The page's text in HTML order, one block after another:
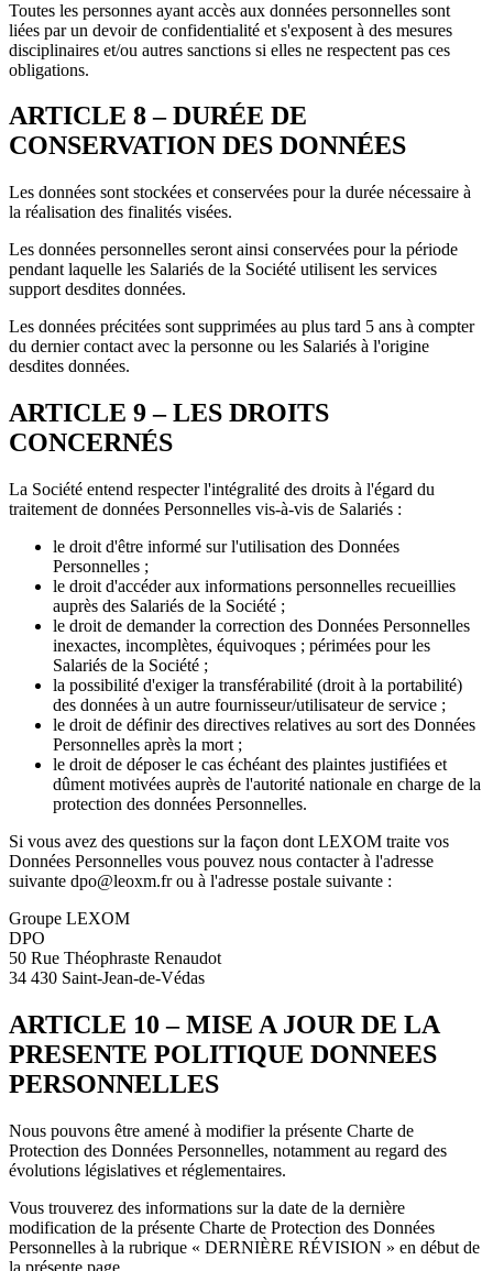
Toutes les personnes ayant accès aux données personnelles sont
liées par un devoir de confidentialité et s'exposent à des mesures
disciplinaires et/ou autres sanctions si elles ne respectent pas ces
obligations.
ARTICLE 8 – DURÉE DE
CONSERVATION DES DONNÉES
Les données sont stockées et conservées pour la durée nécessaire à
la réalisation des finalités visées.
Les données personnelles seront ainsi conservées pour la période
pendant laquelle les Salariés de la Société utilisent les services
support desdites données.
Les données précitées sont supprimées au plus tard 5 ans à compter
du dernier contact avec la personne ou les Salariés à l'origine
desdites données.
ARTICLE 9 – LES DROITS
CONCERNÉS
La Société entend respecter l'intégralité des droits à l'égard du
traitement de données Personnelles vis-à-vis de Salariés :
le droit d'être informé sur l'utilisation des Données
Personnelles ;
le droit d'accéder aux informations personnelles recueillies
auprès des Salariés de la Société ;
le droit de demander la correction des Données Personnelles
inexactes, incomplètes, équivoques ; périmées pour les
Salariés de la Société ;
la possibilité d'exiger la transférabilité (droit à la portabilité)
des données à un autre fournisseur/utilisateur de service ;
le droit de définir des directives relatives au sort des Données
Personnelles après la mort ;
le droit de déposer le cas échéant des plaintes justifiées et
dûment motivées auprès de l'autorité nationale en charge de la
protection des données Personnelles.
Si vous avez des questions sur la façon dont LEXOM traite vos
Données Personnelles vous pouvez nous contacter à l'adresse
suivante dpo@leoxm.fr​ ou à l'adresse postale suivante :
Groupe LEXOM
DPO
50 Rue Théophraste Renaudot
34 430 Saint-Jean-de-Védas
ARTICLE 10 – MISE A JOUR DE LA
PRESENTE POLITIQUE DONNEES
PERSONNELLES
Nous pouvons être amené à modifier la présente Charte de
Protection des Données Personnelles, notamment au regard des
évolutions législatives et réglementaires.
Vous trouverez des informations sur la date de la dernière
modification de la présente Charte de Protection des Données
Personnelles à la rubrique « DERNIÈRE RÉVISION » en début de
la présente page.